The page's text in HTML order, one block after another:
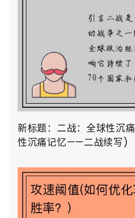
新标题：二战：全球性沉
性沉痛记忆——二战续写)